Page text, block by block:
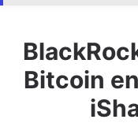
Bitcoin